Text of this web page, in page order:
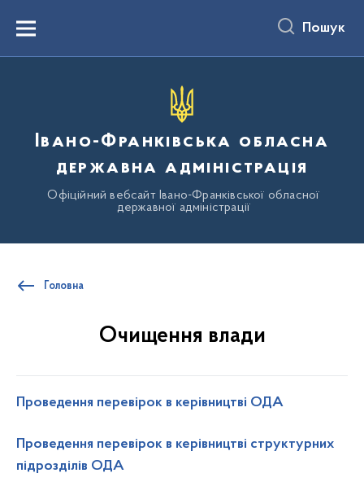
вмістуMenu Пошук
Івано-Франківська обласна
державна адміністрація
Офіційний вебсайт Івано-Франківської обласної
державної адміністрації
Головна
Очищення влади
Проведення перевірок в керівництві ОДА
Проведення перевірок в керівництві структурних
підрозділів ОДА